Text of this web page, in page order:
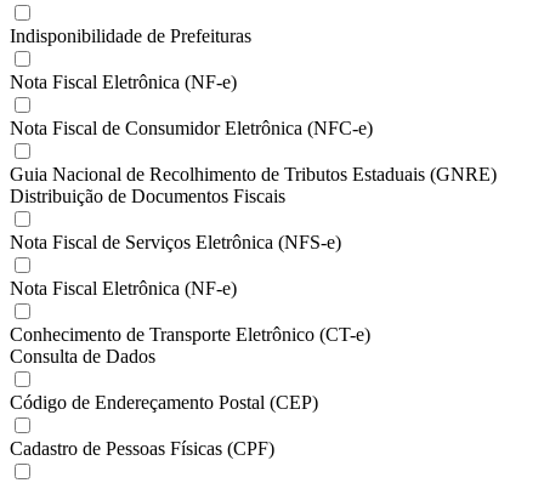
Indisponibilidade de Prefeituras
Nota Fiscal Eletrônica (NF-e)
Nota Fiscal de Consumidor Eletrônica (NFC-e)
Guia Nacional de Recolhimento de Tributos Estaduais (GNRE)
Distribuição de Documentos Fiscais
Nota Fiscal de Serviços Eletrônica (NFS-e)
Nota Fiscal Eletrônica (NF-e)
Conhecimento de Transporte Eletrônico (CT-e)
Consulta de Dados
Código de Endereçamento Postal (CEP)
Cadastro de Pessoas Físicas (CPF)